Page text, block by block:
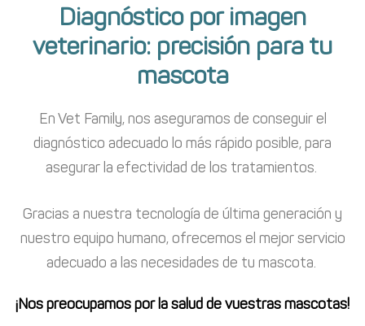
Diagnóstico por imagen
veterinario: precisión para tu
mascota
En Vet Family, nos aseguramos de conseguir el
diagnóstico adecuado lo más rápido posible, para
asegurar la efectividad de los tratamientos.
Gracias a nuestra tecnología de última generación y
nuestro equipo humano, ofrecemos el mejor servicio
adecuado a las necesidades de tu mascota.
¡Nos preocupamos por la salud de vuestras mascotas!